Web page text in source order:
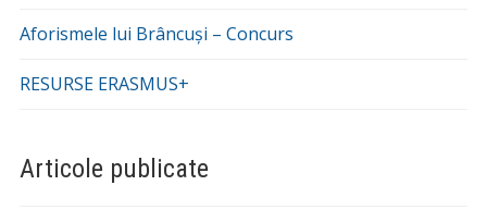
Aforismele lui Brâncuși – Concurs
RESURSE ERASMUS+
Articole publicate